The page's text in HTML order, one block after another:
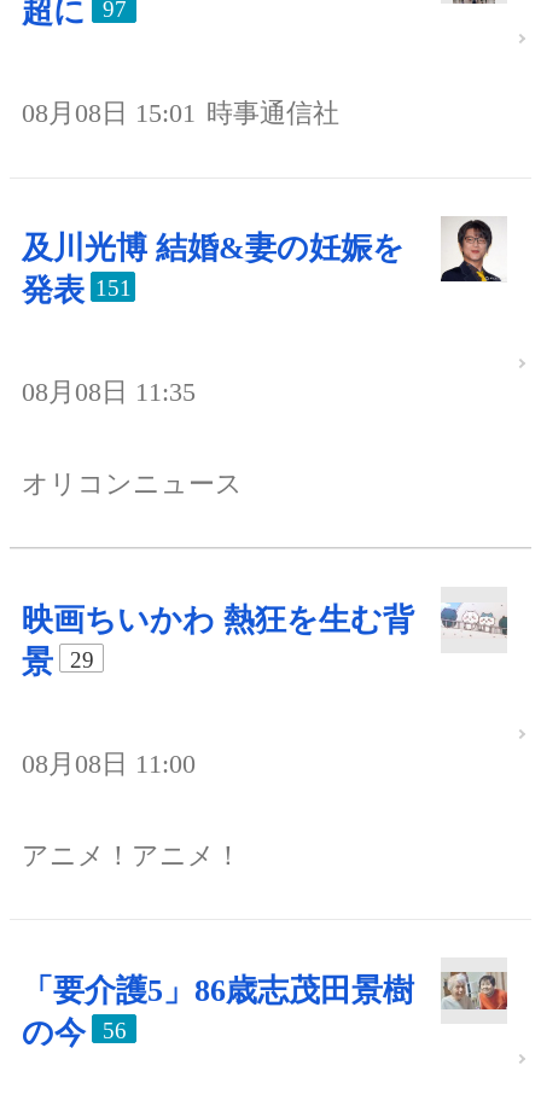
超に 97
08月08日 15:01 時事通信社
及川光博 結婚&妻の妊娠を
発表 151
08月08日 11:35
オリコンニュース
映画ちいかわ 熱狂を生む背
景
29
08月08日 11:00
アニメ！アニメ！
「要介護5」86歳志茂田景樹
の今
56